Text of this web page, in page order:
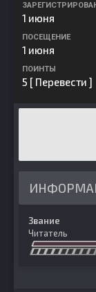
1 июня
ПОСЕЩЕНИЕ
1 июня
ПОИНТЫ
5 [ Перевести ]
Звание
Читатель